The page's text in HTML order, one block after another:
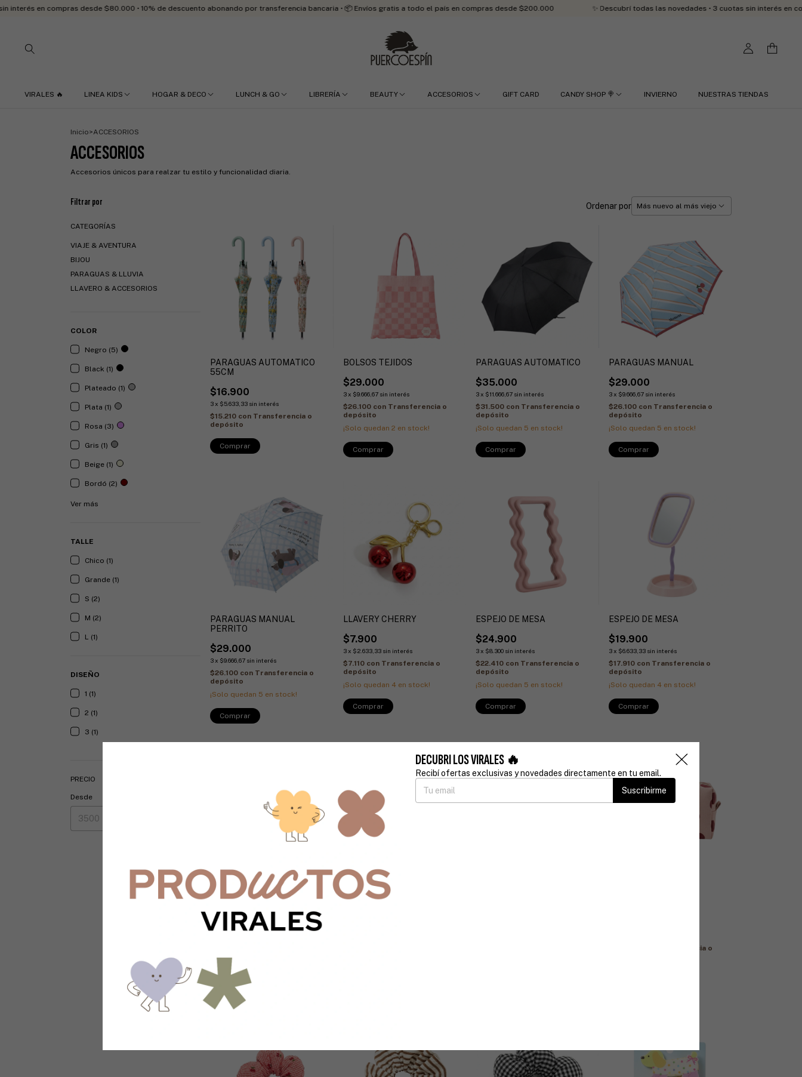
compras desde $80.000 • 10% de descuento abonando por transferencia bancaria • 📦 Envíos gratis a todo el país en compras desde $200.000 ✨ Descubrí todas las novedades • 3 cuotas sin interés en compras
VIRALES 🔥 LINEA KIDS HOGAR & DECO LUNCH & GO LIBRERÍA BEAUTY ACCESORIOS GIFT CARD CANDY SHOP 🍭 INVIERNO NUESTRAS TIENDAS
Inicio>ACCESORIOS
ACCESORIOS
Accesorios únicos para realzar tu estilo y funcionalidad diaria.
Filtrar por
CATEGORÍAS
VIAJE & AVENTURA
BIJOU
PARAGUAS & LLUVIA
LLAVERO & ACCESORIOS
COLOR
Negro (5)
Black (1)
Plateado (1)
Plata (1)
Rosa (3)
Gris (1)
Beige (1)
Bordó (2)
Ver más
TALLE
Chico (1)
Grande (1)
S (2)
M (2)
L (1)
DISEÑO
1 (1)
2 (1)
3 (1)
PRECIO
Desde
Ordenar por
PARAGUAS AUTOMATICO
55CM
$16.900
3 x $5.633,33 sin interés
$15.210 con Transferencia o
depósito
BOLSOS TEJIDOS
$29.000
3 x $9.666,67 sin interés
$26.100 con Transferencia o
depósito
¡Solo quedan 2 en stock!
PARAGUAS AUTOMATICO
$35.000
3 x $11.666,67 sin interés
$31.500 con Transferencia o
depósito
¡Solo quedan 5 en stock!
PARAGUAS MANUAL
$29.000
3 x $9.666,67 sin interés
$26.100 con Transferencia o
depósito
¡Solo quedan 5 en stock!
PARAGUAS MANUAL
PERRITO
$29.000
3 x $9.666,67 sin interés
$26.100 con Transferencia o
depósito
¡Solo quedan 5 en stock!
LLAVERY CHERRY
$7.900
3 x $2.633,33 sin interés
$7.110 con Transferencia o
depósito
¡Solo quedan 4en stock!
ESPEJO DE MESA
$24.900
3 x $8.300 sin interés
$22.410 con Transferencia o
depósito
¡Solo quedan 5 en stock!
ESPEJO DE MESA
$19.900
3 x $6.633,33 sin interés
$17.910 con Transferencia o
depósito
¡Solo quedan 4en stock!
$7.900
depósito
¡Solo quedan
2 colores
Comprar
SET DE VIAJE X 8 PIEZAS
Transferencia o
DECUBRI LOS VIRALES 🔥
Recibí ofertas exclusivas y novedades directamente en tu email.
Suscribirme